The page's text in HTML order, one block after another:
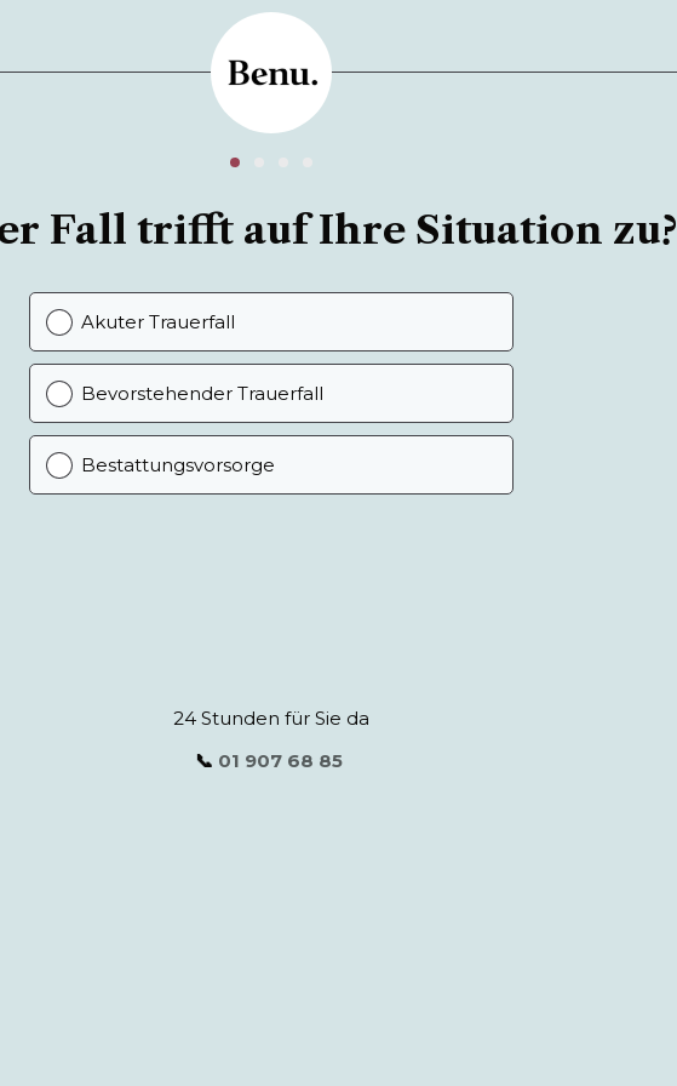
Fall trifft auf Ihre Situation zu?
Akuter Trauerfall
Bevorstehender Trauerfall
Bestattungsvorsorge
24 Stunden für Sie da
📞 01 907 68 85